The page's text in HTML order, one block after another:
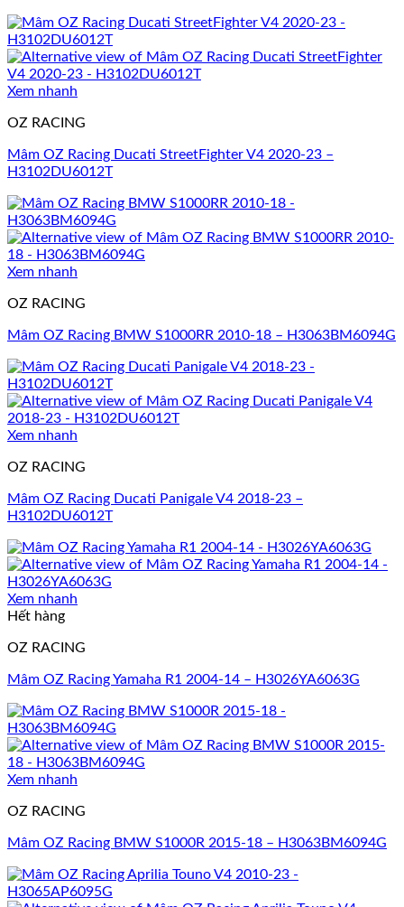
Xem nhanh
OZ RACING
Mâm OZ Racing Ducati StreetFighter V4 2020-23 –
H3102DU6012T
Xem nhanh
OZ RACING
Mâm OZ Racing BMW S1000RR 2010-18 – H3063BM6094G
Xem nhanh
OZ RACING
Mâm OZ Racing Ducati Panigale V4 2018-23 –
H3102DU6012T
Xem nhanh
Hết hàng
OZ RACING
Mâm OZ Racing Yamaha R1 2004-14 – H3026YA6063G
Xem nhanh
OZ RACING
Mâm OZ Racing BMW S1000R 2015-18 – H3063BM6094G